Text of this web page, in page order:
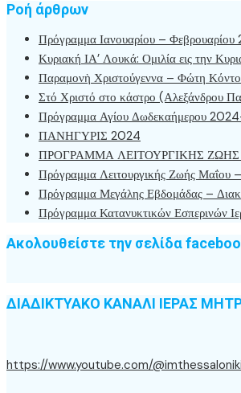
Ροή άρθρων
Πρόγραμμα Ιανουαρίου –
Κυριακή ΙΑ’ Λουκά: Ομιλία εις την
Παραμονὴ Χριστούγεννα – Φώτη
Στό Χριστό στο κάστρο (Αλεξάνδρου
Πρόγραμμα Αγίου Δωδεκαήμερου
ΠΑΝΗΓΥΡΙΣ 2024
ΠΡΟΓΡΑΜΜΑ ΛΕΙΤΟΥΡΓΙΚΗΣ
Πρόγραμμα Λειτουργικής Ζωής Μαΐου –
Πρόγραμμα Μεγάλης Εβδομάδας –
Πρόγραμμα Κατανυκτικών Εσπερινών
Ακολουθείστε την σελίδα
ΔΙΑΔΙΚΤΥΑΚΟ ΚΑΝΑΛΙ ΙΕΡΑΣ
https://www.youtube.com/